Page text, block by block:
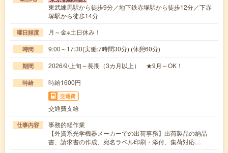
東武練馬駅から徒歩9分／地下鉄赤塚駅から徒歩12分／下赤
塚駅から徒歩14分
曜日頻度 月～金※土日休み！
時間 9:00～17:30(実働:7時間30分) (休憩60分)
期間 2026/9/上旬～長期（3カ月以上） ★9月～OK！
時給 時給1600円
交通費
交通費支給
仕事内容
事務的軽作業
【外資系光学機器メーカーでの出荷事務】出荷製品の納品
書、請求書の作成、宛名ラベル印刷・添付、集荷対応…